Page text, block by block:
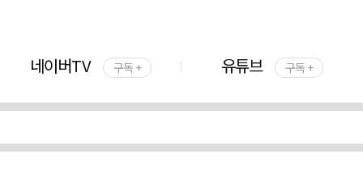
네이버TV 구독 + 유튜브 구독 +